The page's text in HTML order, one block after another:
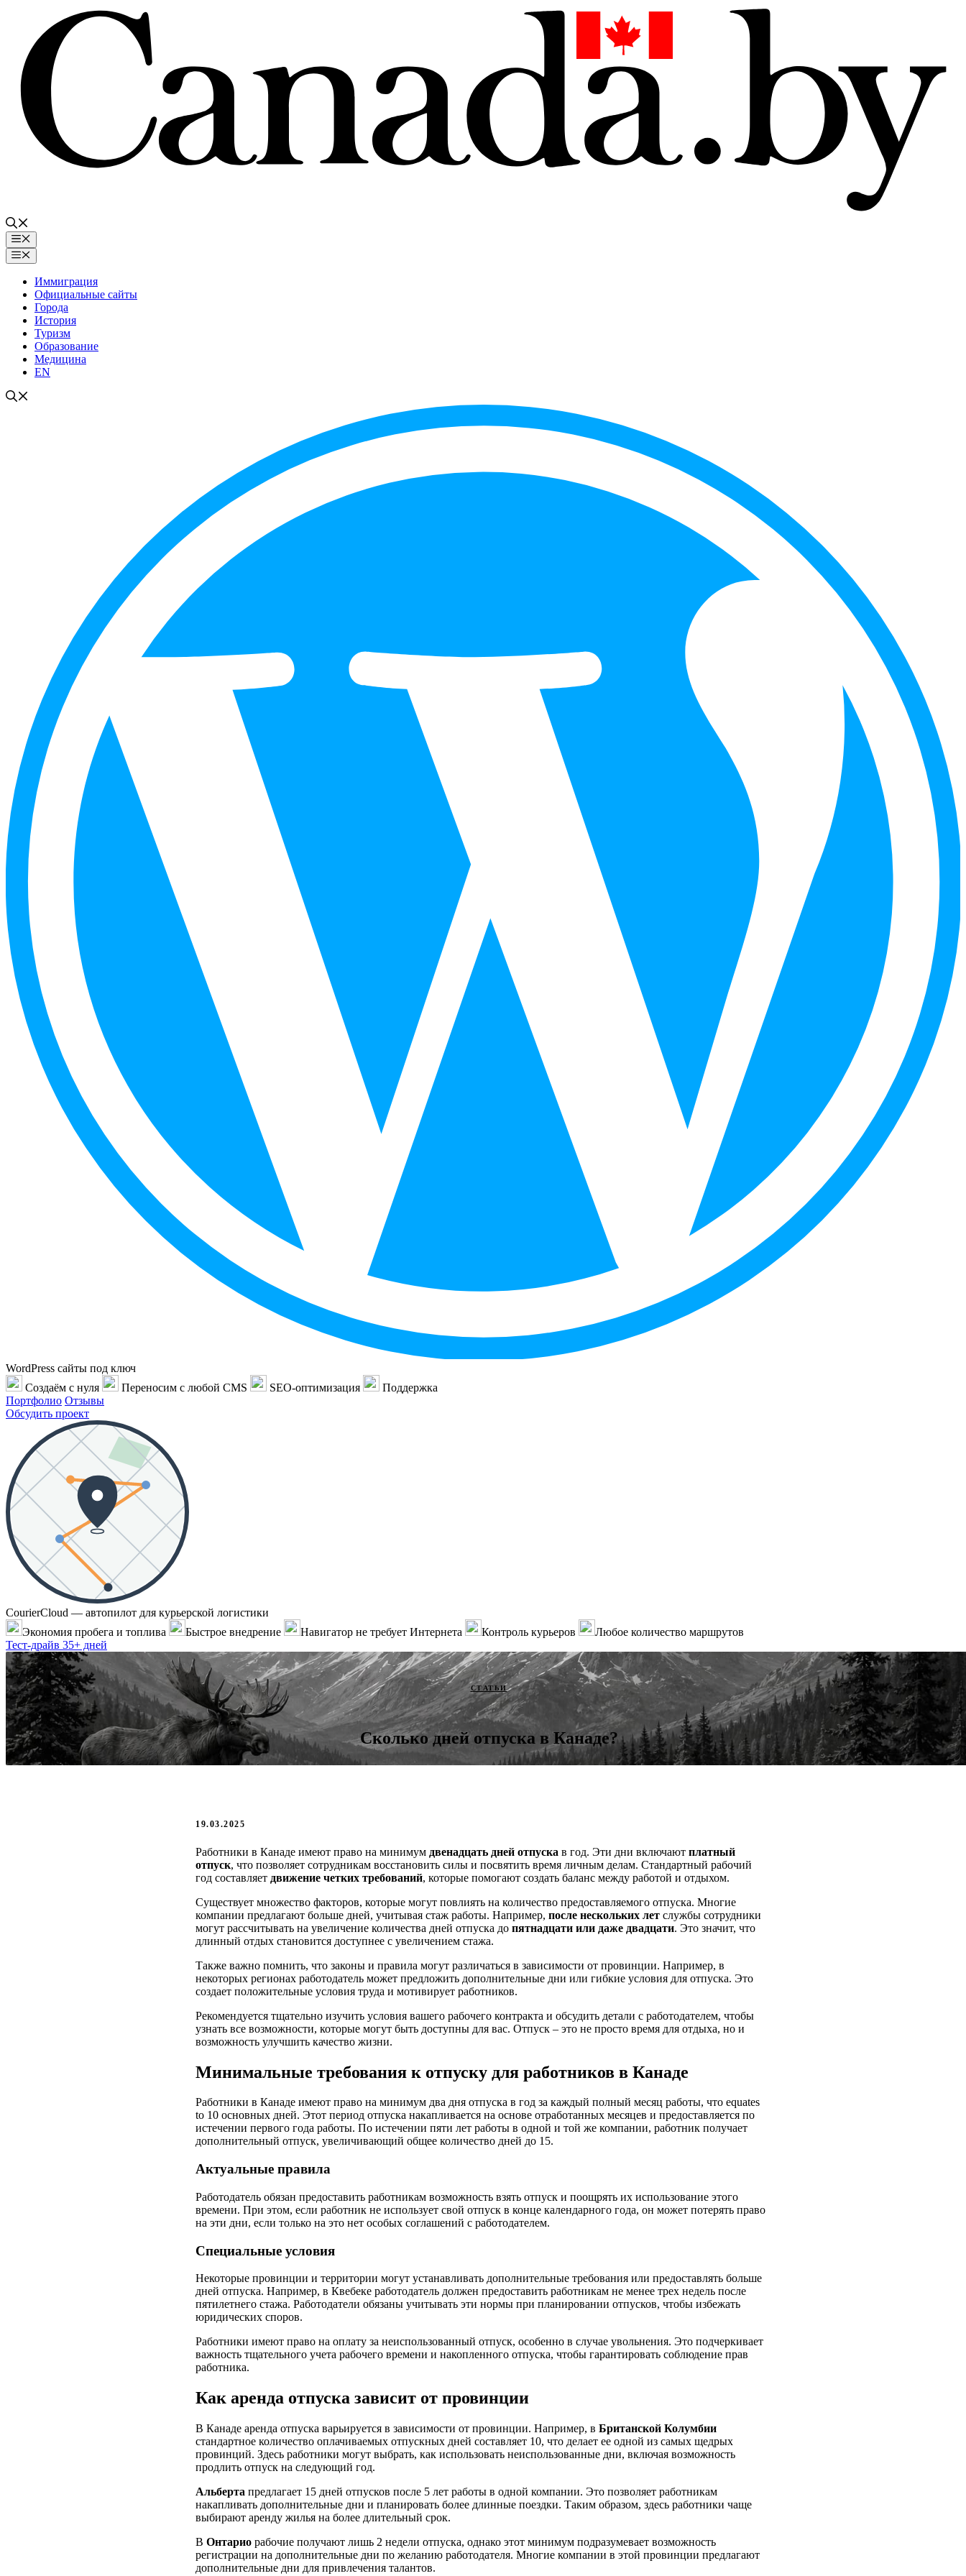
содержимому
Меню
Меню
Иммиграция
Официальные сайты
Города
История
Туризм
Образование
Медицина
EN
WordPress сайты под ключ
Создаём с нуля
Переносим с любой CMS SEO-оптимизация
Поддержка
Портфолио Отзывы
Обсудить проект
CourierCloud — автопилот для курьерской логистики
Экономия пробега и топлива
Быстрое внедрение Навигатор не требует Интернета Контроль курьеров
Любое количество маршрутов
Тест-драйв 35+ дней
СТАТЬИ
Сколько дней отпуска в Канаде?
19.03.2025
Работники в Канаде имеют право на минимум двенадцать дней отпуска в год. Эти дни включают платный
отпуск, что позволяет сотрудникам восстановить силы и посвятить время личным делам. Стандартный рабочий
год составляет движение четких требований, которые помогают создать баланс между работой и отдыхом.
Существует множество факторов, которые могут повлиять на количество предоставляемого отпуска. Многие
компании предлагают больше дней, учитывая стаж работы. Например, после нескольких лет службы сотрудники
могут рассчитывать на увеличение количества дней отпуска до пятнадцати или даже двадцати. Это значит, что
длинный отдых становится доступнее с увеличением стажа.
Также важно помнить, что законы и правила могут различаться в зависимости от провинции. Например, в
некоторых регионах работодатель может предложить дополнительные дни или гибкие условия для отпуска. Это
создает положительные условия труда и мотивирует работников.
Рекомендуется тщательно изучить условия вашего рабочего контракта и обсудить детали с работодателем, чтобы
узнать все возможности, которые могут быть доступны для вас. Отпуск – это не просто время для отдыха, но и
возможность улучшить качество жизни.
Минимальные требования к отпуску для работников в Канаде
Работники в Канаде имеют право на минимум два дня отпуска в год за каждый полный месяц работы, что equates
to 10 основных дней. Этот период отпуска накапливается на основе отработанных месяцев и предоставляется по
истечении первого года работы. По истечении пяти лет работы в одной и той же компании, работник получает
дополнительный отпуск, увеличивающий общее количество дней до 15.
Актуальные правила
Работодатель обязан предоставить работникам возможность взять отпуск и поощрять их использование этого
времени. При этом, если работник не использует свой отпуск в конце календарного года, он может потерять право
на эти дни, если только на это нет особых соглашений с работодателем.
Специальные условия
Некоторые провинции и территории могут устанавливать дополнительные требования или предоставлять больше
дней отпуска. Например, в Квебеке работодатель должен предоставить работникам не менее трех недель после
пятилетнего стажа. Работодатели обязаны учитывать эти нормы при планировании отпусков, чтобы избежать
юридических споров.
Работники имеют право на оплату за неиспользованный отпуск, особенно в случае увольнения. Это подчеркивает
важность тщательного учета рабочего времени и накопленного отпуска, чтобы гарантировать соблюдение прав
работника.
Как аренда отпуска зависит от провинции
В Канаде аренда отпуска варьируется в зависимости от провинции. Например, в Британской Колумбии
стандартное количество оплачиваемых отпускных дней составляет 10, что делает ее одной из самых щедрых
провинций. Здесь работники могут выбрать, как использовать неиспользованные дни, включая возможность
продлить отпуск на следующий год.
Альберта предлагает 15 дней отпусков после 5 лет работы в одной компании. Это позволяет работникам
накапливать дополнительные дни и планировать более длинные поездки. Таким образом, здесь работники чаще
выбирают аренду жилья на более длительный срок.
В Онтарио рабочие получают лишь 2 недели отпуска, однако этот минимум подразумевает возможность
регистрации на дополнительные дни по желанию работодателя. Многие компании в этой провинции предлагают
дополнительные дни для привлечения талантов.